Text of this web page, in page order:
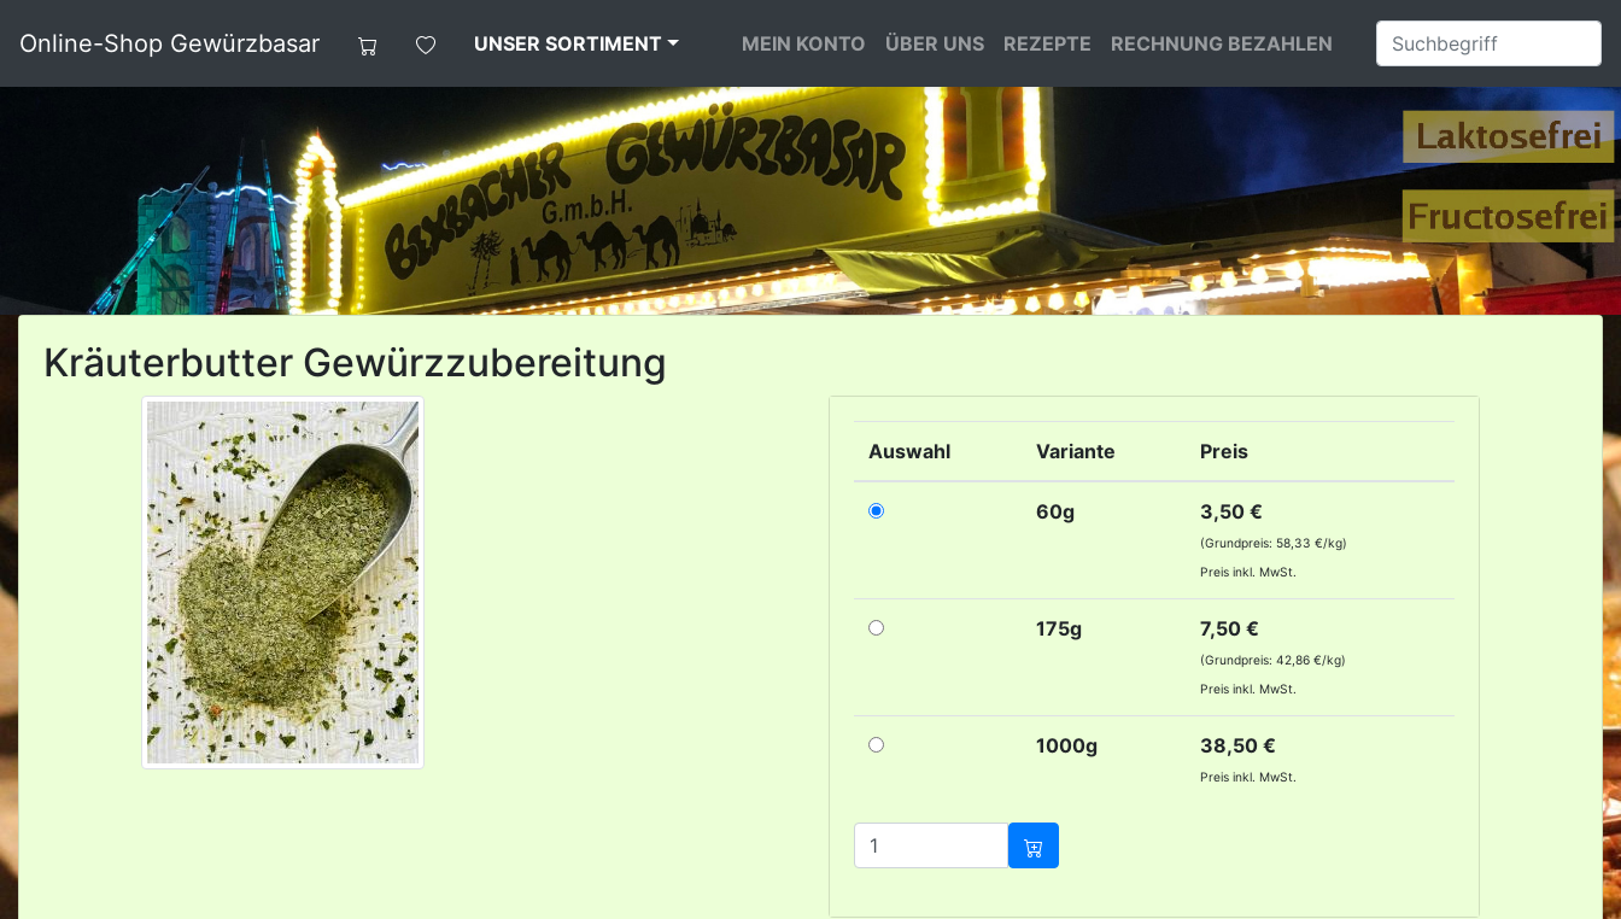
Online-Shop Gewürzbasar UNSER SORTIMENT MEIN KONTO ÜBER UNS REZEPTE RECHNUNG BEZAHLEN
Kräuterbutter Gewürzzubereitung
Auswahl Variante Preis
60g 3,50 €
(Grundpreis: 58,33 €/kg)
Preis inkl. MwSt.
175g 7,50 €
(Grundpreis: 42,86 €/kg)
Preis inkl. MwSt.
1000g 38,50 €
Preis inkl. MwSt.